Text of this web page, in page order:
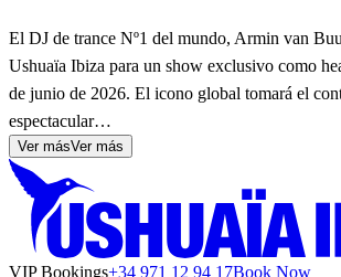
El DJ de trance Nº1 del mundo, Armin van
Ushuaïa Ibiza para un show exclusivo como
de junio de 2026. El icono global tomará el
espectacular…
Ver másVer más
VIP Bookings+34 971 12 94 17Book Now